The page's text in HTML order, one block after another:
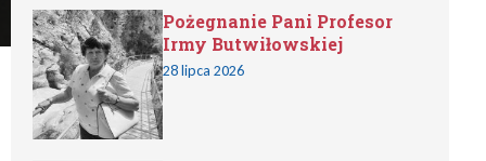
Pożegnanie Pani Profesor
Irmy Butwiłowskiej
28 lipca 2026